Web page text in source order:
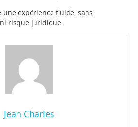
une expérience fluide, sans
risque juridique.
Jean Charles